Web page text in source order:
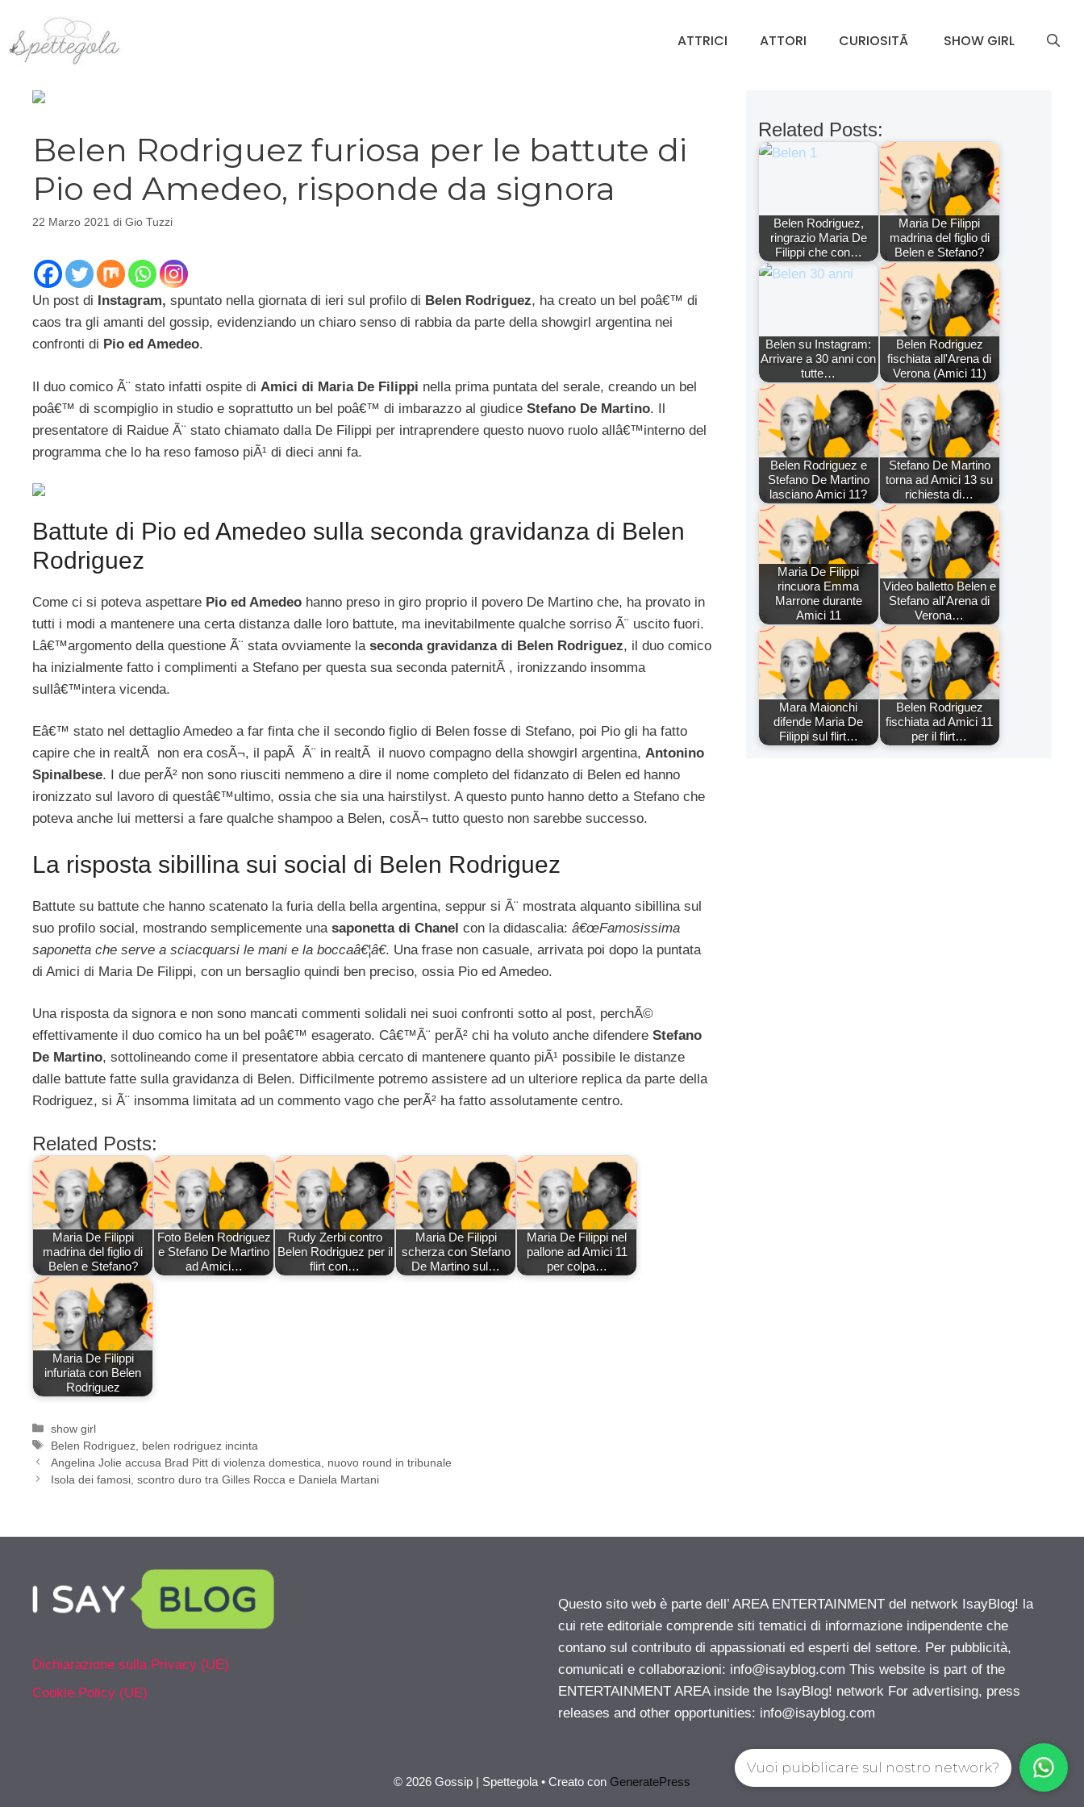
contenuto
ATTRICI ATTORI CURIOSITÃ SHOW GIRL
Belen Rodriguez furiosa per le battute di
Pio ed Amedeo, risponde da signora
22 Marzo 2021 di Gio Tuzzi
Un post di Instagram, spuntato nella giornata di ieri sul profilo di Belen Rodriguez, ha creato un bel poâ€™ di
caos tra gli amanti del gossip, evidenziando un chiaro senso di rabbia da parte della showgirl argentina nei
confronti di Pio ed Amedeo.
Il duo comico Ã¨ stato infatti ospite di Amici di Maria De Filippi nella prima puntata del serale, creando un bel
poâ€™ di scompiglio in studio e soprattutto un bel poâ€™ di imbarazzo al giudice Stefano De Martino. Il
presentatore di Raidue Ã¨ stato chiamato dalla De Filippi per intraprendere questo nuovo ruolo allâ€™interno del
programma che lo ha reso famoso piÃ¹ di dieci anni fa.
Battute di Pio ed Amedeo sulla seconda gravidanza di Belen
Rodriguez
Come ci si poteva aspettare Pio ed Amedeo hanno preso in giro proprio il povero De Martino che, ha provato in
tutti i modi a mantenere una certa distanza dalle loro battute, ma inevitabilmente qualche sorriso Ã¨ uscito fuori.
Lâ€™argomento della questione Ã¨ stata ovviamente la seconda gravidanza di Belen Rodriguez, il duo comico
ha inizialmente fatto i complimenti a Stefano per questa sua seconda paternitÃ , ironizzando insomma
sullâ€™intera vicenda.
Eâ€™ stato nel dettaglio Amedeo a far finta che il secondo figlio di Belen fosse di Stefano, poi Pio gli ha fatto
capire che in realtÃ non era cosÃ¬, il papÃ Ã¨ in realtÃ il nuovo compagno della showgirl argentina, Antonino
Spinalbese. I due perÃ² non sono riusciti nemmeno a dire il nome completo del fidanzato di Belen ed hanno
ironizzato sul lavoro di questâ€™ultimo, ossia che sia una hairstilyst. A questo punto hanno detto a Stefano che
poteva anche lui mettersi a fare qualche shampoo a Belen, cosÃ¬ tutto questo non sarebbe successo.
La risposta sibillina sui social di Belen Rodriguez
Battute su battute che hanno scatenato la furia della bella argentina, seppur si Ã¨ mostrata alquanto sibillina sul
suo profilo social, mostrando semplicemente una saponetta di Chanel con la didascalia: â€œFamosissima
saponetta che serve a sciacquarsi le mani e la boccaâ€¦â€. Una frase non casuale, arrivata poi dopo la puntata
di Amici di Maria De Filippi, con un bersaglio quindi ben preciso, ossia Pio ed Amedeo.
Una risposta da signora e non sono mancati commenti solidali nei suoi confronti sotto al post, perchÃ©
effettivamente il duo comico ha un bel poâ€™ esagerato. Câ€™Ã¨ perÃ² chi ha voluto anche difendere Stefano
De Martino, sottolineando come il presentatore abbia cercato di mantenere quanto piÃ¹ possibile le distanze
dalle battute fatte sulla gravidanza di Belen. Difficilmente potremo assistere ad un ulteriore replica da parte della
Rodriguez, si Ã¨ insomma limitata ad un commento vago che perÃ² ha fatto assolutamente centro.
Related Posts:
Maria De Filippi
madrina del figlio di
Belen e Stefano?
Foto Belen Rodriguez
e Stefano De Martino
ad Amici…
Rudy Zerbi contro
Belen Rodriguez per il
flirt con…
Maria De Filippi
scherza con Stefano
De Martino sul…
Maria De Filippi nel
pallone ad Amici 11
per colpa…
Maria De Filippi
infuriata con Belen
Rodriguez
Categorie
show girl
Tag
Belen Rodriguez belen rodriguez incinta
Angelina Jolie accusa Brad Pitt di violenza domestica, nuovo round in tribunale
Isola dei famosi, scontro duro tra Gilles Rocca e Daniela Martani
Related Posts:
Belen Rodriguez,
ringrazio Maria De
Filippi che con…
Maria De Filippi
madrina del figlio di
Belen e Stefano?
Belen su Instagram:
Arrivare a 30 anni con
tutte…
Belen Rodriguez
fischiata all'Arena di
Verona (Amici 11)
Belen Rodriguez e
Stefano De Martino
lasciano Amici 11?
Stefano De Martino
torna ad Amici 13 su
richiesta di…
Maria De Filippi
rincuora Emma
Marrone durante
Amici 11
Video balletto Belen e
Stefano all'Arena di
Verona…
Mara Maionchi
difende Maria De
Filippi sul flirt…
Belen Rodriguez
fischiata ad Amici 11
per il flirt…
Dichiarazione sulla Privacy (UE)
Cookie Policy (UE)
Questo sito web è parte dell’ AREA ENTERTAINMENT del network IsayBlog! la
cui rete editoriale comprende siti tematici di informazione indipendente che
contano sul contributo di appassionati ed esperti del settore. Per pubblicità,
comunicati e collaborazioni: info@isayblog.com This website is part of the
ENTERTAINMENT AREA inside the IsayBlog! network For advertising, press
releases and other opportunities: info@isayblog.com
© 2026 Gossip | Spettegola • Creato con GeneratePress
Vuoi pubblicare sul nostro network?